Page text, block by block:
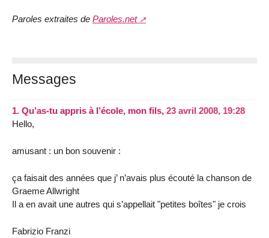
Paroles extraites de Paroles.net
Messages
1. Qu’as-tu appris à l’école, mon fils, 23 avril 2008, 19:28
Hello,
amusant : un bon souvenir :
ça faisait des années que j’ n’avais plus écouté la chanson de
Graeme Allwright
Il a en avait une autres qui s’appellait "petites boîtes" je crois
Fabrizio Franzi